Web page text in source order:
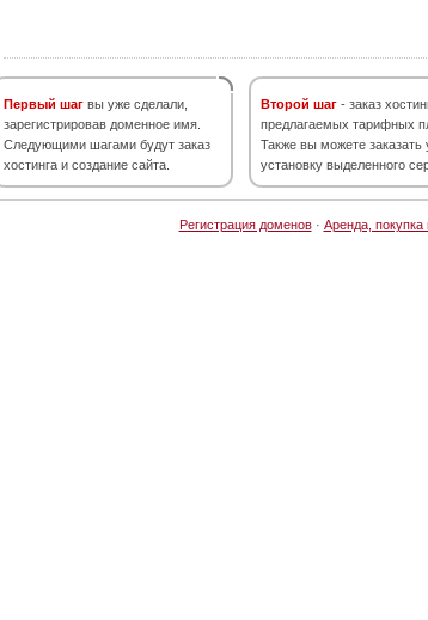
Первый шаг вы уже сделали,
зарегистрировав доменное имя.
Следующими шагами будут заказ
хостинга и создание сайта.
Второй шаг - заказ
предлагаемых тарифных
Также вы можете заказать
установку выделенного
Регистрация доменов· Аренда,